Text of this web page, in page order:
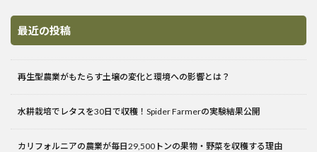
最近の投稿
再生型農業がもたらす土壌の変化と環境への影響とは？
水耕栽培でレタスを30日で収穫！Spider Farmerの実験結果公開
カリフォルニアの農業が毎日29,500トンの果物・野菜を収穫する理由